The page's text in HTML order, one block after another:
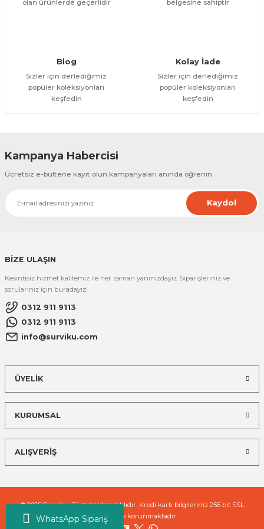
WhatsApp Sipariş
olan ürünlerde geçerlidir
belgesine sahiptir
Blog
Sizler için derlediğimiz
popüler koleksiyonları
keşfedin
Kolay İade
Sizler için derlediğimiz
popüler koleksiyonları
keşfedin
Kampanya Habercisi
Ücretsiz e-bültene kayıt olun kampanyaları anında öğrenin.
Kaydol
BİZE ULAŞIN
Kesintisiz hizmet kalitemiz ile her zaman yanınızdayız. Siparişleriniz ve
sorularınız için buradayız!
0312 911 9113
0312 911 9113
info@surviku.com
ÜYELİK
KURUMSAL
ALIŞVERİŞ
© 2025 Surviku. Tüm hakları saklıdır. Kredi kartı bilgileriniz 256 bit SSL
sertifikası ile korunmaktadır.